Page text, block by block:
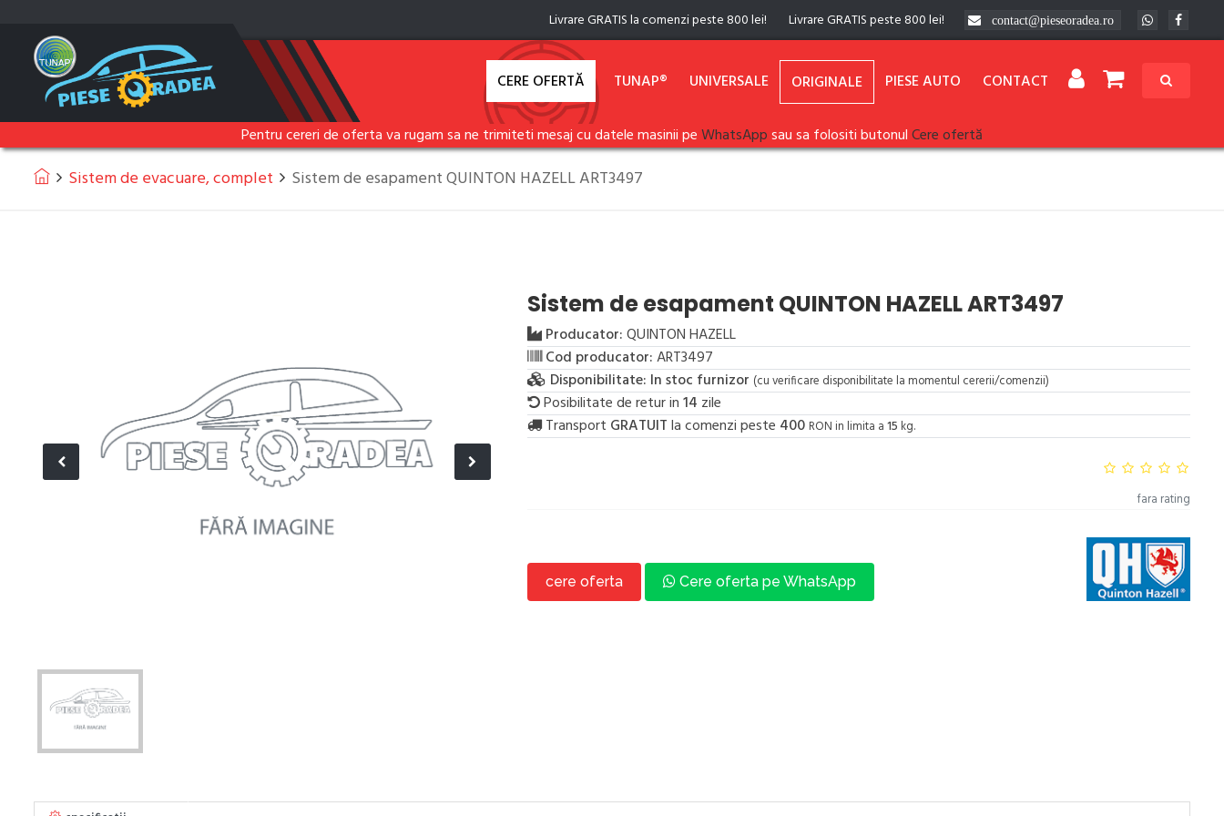
Livrare GRATIS la comenzi peste 800 lei! Livrare GRATIS peste 800 lei! contact@pieseoradea.ro
CERE OFERTĂ TUNAP® UNIVERSALE ORIGINALE PIESE AUTO CONTACT
Pentru cereri de oferta va rugam sa ne trimiteti mesaj cu datele masinii peWhatsAppsau sa folositi butonulCere ofertă
Sistem de evacuare, complet Sistem de esapament QUINTON HAZELL ART3497
Sistem de esapament QUINTON HAZELL ART3497
Producator:QUINTON HAZELL
Cod producator:ART3497
Disponibilitate: In stoc furnizor (cu verificare disponibilitate la momentul cererii/comenzii)
Posibilitate de retur in14 zile
Transport GRATUITla comenzi peste 400 RON in limita a15 kg.
fara rating
cere oferta Cere oferta pe WhatsApp